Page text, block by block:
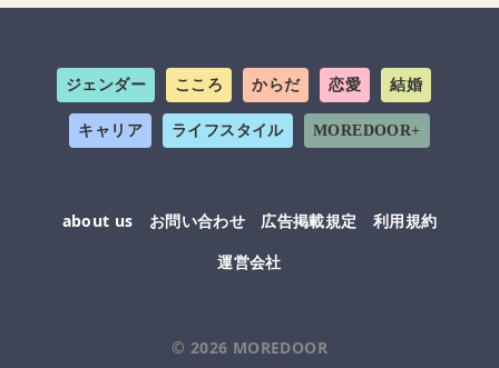
ジェンダー こころ からだ 恋愛 結婚
キャリア ライフスタイル MOREDOOR+
about us お問い合わせ 広告掲載規定
利用規約
運営会社
© 2026 MOREDOOR